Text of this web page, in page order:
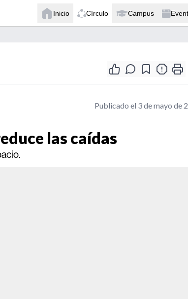
Inicio Círculo Campus
Publicado el 3 de mayo de
las caídas